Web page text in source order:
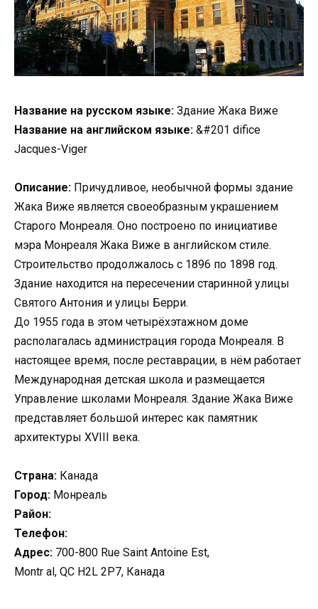
Название на русском языке: Здание Жака Виже
Название на английском языке: &#201 difice
Jacques-Viger
Описание: Причудливое, необычной формы здание
Жака Виже является своеобразным украшением
Старого Монреаля. Оно построено по инициативе
мэра Монреаля Жака Виже в английском стиле.
Строительство продолжалось с 1896 по 1898 год.
Здание находится на пересечении старинной улицы
Святого Антония и улицы Берри.
До 1955 года в этом четырёхэтажном доме
располагалась администрация города Монреаля. В
настоящее время, после реставрации, в нём работает
Международная детская школа и размещается
Управление школами Монреаля. Здание Жака Виже
представляет большой интерес как памятник
архитектуры XVIII века.
Страна: Канада
Город: Монреаль
Район:
Телефон:
Адрес: 700-800 Rue Saint Antoine Est,
Montr al, QC H2L 2P7, Канада